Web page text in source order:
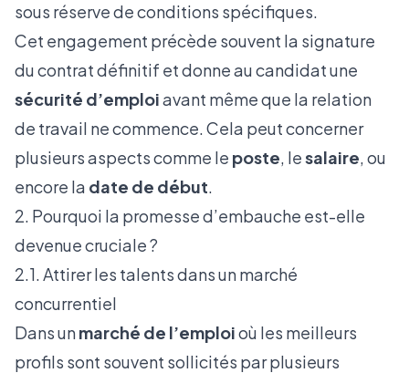
sous réserve de conditions spécifiques.
Cet engagement précède souvent la signature
du contrat définitif et donne au candidat une
sécurité d’emploiavant même que la relation
de travail ne commence. Cela peut concerner
plusieurs aspects comme le poste, lesalaire, ou
encore la date de début.
2. Pourquoi la promesse d’embauche est-elle
devenue cruciale ?
2.1. Attirer les talents dans un marché
concurrentiel
Dans unmarché de l’emploioù les meilleurs
profils sont souvent sollicités par plusieurs